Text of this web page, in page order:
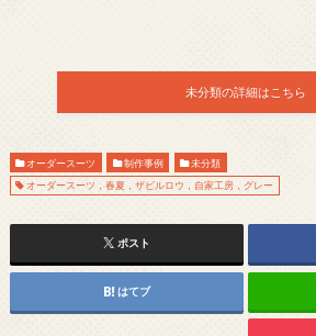
未分類の詳細はこちら
オーダースーツ 制作事例
未分類
オーダースーツ，春夏，ザビルロウ，自家工房，グレー
ポスト
はてブ